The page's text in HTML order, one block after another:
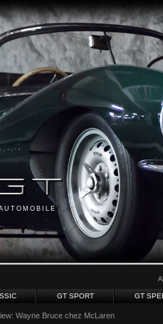
GT SPORT GT
Wayne Bruce chez McLaren